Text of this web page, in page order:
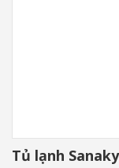
Tủ lạnh